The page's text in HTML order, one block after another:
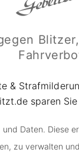
bei
fast
rechtlich als
&
sparen
Daten. Diese
zu verwalten